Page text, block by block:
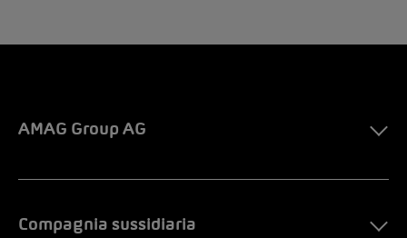
AMAG Group AG
Compagnia sussidiaria